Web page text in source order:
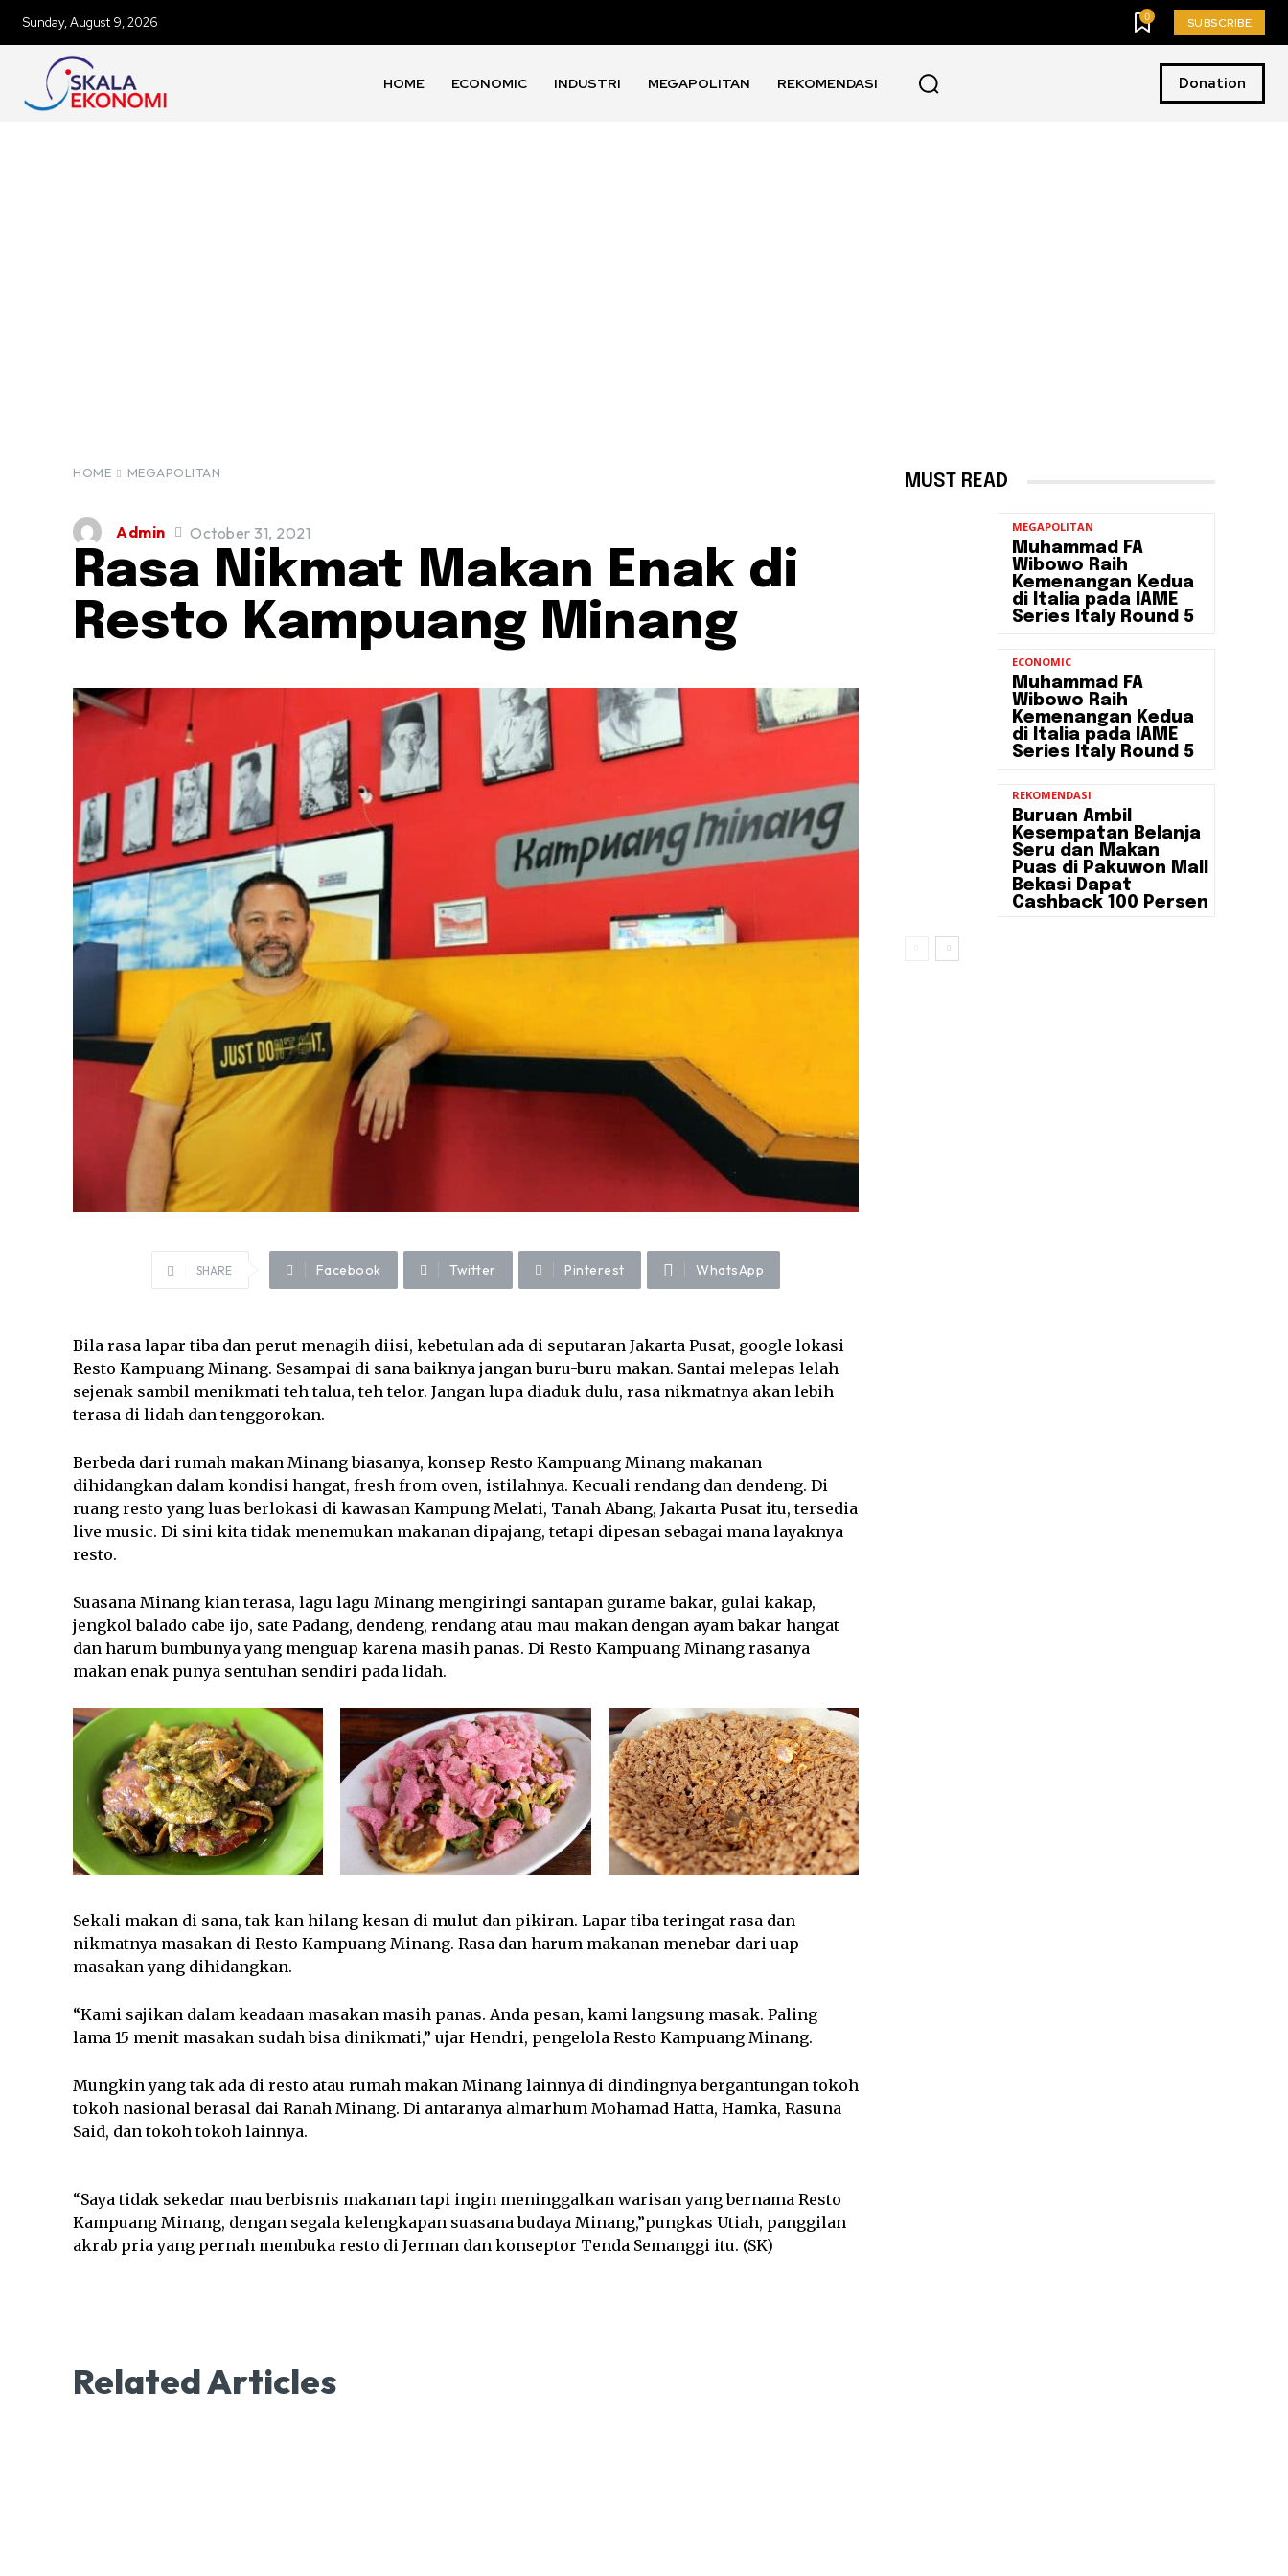
Sunday, August 9, 2026 0 SUBSCRIBE
HOME ECONOMIC INDUSTRI MEGAPOLITAN REKOMENDASI Donation
HOME MEGAPOLITAN
Admin October 31, 2021
Rasa Nikmat Makan Enak di
Resto Kampuang Minang
SHARE Facebook Twitter Pinterest WhatsApp
Bila rasa lapar tiba dan perut menagih diisi, kebetulan ada di seputaran Jakarta Pusat, google lokasi
Resto Kampuang Minang. Sesampai di sana baiknya jangan buru-buru makan. Santai melepas lelah
sejenak sambil menikmati teh talua, teh telor. Jangan lupa diaduk dulu, rasa nikmatnya akan lebih
terasa di lidah dan tenggorokan.
Berbeda dari rumah makan Minang biasanya, konsep Resto Kampuang Minang makanan
dihidangkan dalam kondisi hangat, fresh from oven, istilahnya. Kecuali rendang dan dendeng. Di
ruang resto yang luas berlokasi di kawasan Kampung Melati, Tanah Abang, Jakarta Pusat itu, tersedia
live music. Di sini kita tidak menemukan makanan dipajang, tetapi dipesan sebagai mana layaknya
resto.
Suasana Minang kian terasa, lagu lagu Minang mengiringi santapan gurame bakar, gulai kakap,
jengkol balado cabe ijo, sate Padang, dendeng, rendang atau mau makan dengan ayam bakar hangat
dan harum bumbunya yang menguap karena masih panas. Di Resto Kampuang Minang rasanya
makan enak punya sentuhan sendiri pada lidah.
Sekali makan di sana, tak kan hilang kesan di mulut dan pikiran. Lapar tiba teringat rasa dan
nikmatnya masakan di Resto Kampuang Minang. Rasa dan harum makanan menebar dari uap
masakan yang dihidangkan.
“Kami sajikan dalam keadaan masakan masih panas. Anda pesan, kami langsung masak. Paling
lama 15 menit masakan sudah bisa dinikmati,” ujar Hendri, pengelola Resto Kampuang Minang.
Mungkin yang tak ada di resto atau rumah makan Minang lainnya di dindingnya bergantungan tokoh
tokoh nasional berasal dai Ranah Minang. Di antaranya almarhum Mohamad Hatta, Hamka, Rasuna
Said, dan tokoh tokoh lainnya.
“Saya tidak sekedar mau berbisnis makanan tapi ingin meninggalkan warisan yang bernama Resto
Kampuang Minang, dengan segala kelengkapan suasana budaya Minang,”pungkas Utiah, panggilan
akrab pria yang pernah membuka resto di Jerman dan konseptor Tenda Semanggi itu. (SK)
MUST READ
MEGAPOLITAN
Muhammad FA
Wibowo Raih
Kemenangan Kedua
di Italia pada IAME
Series Italy Round 5
ECONOMIC
Muhammad FA
Wibowo Raih
Kemenangan Kedua
di Italia pada IAME
Series Italy Round 5
REKOMENDASI
Buruan Ambil
Kesempatan Belanja
Seru dan Makan
Puas di Pakuwon Mall
Bekasi Dapat
Cashback 100 Persen
Related Articles